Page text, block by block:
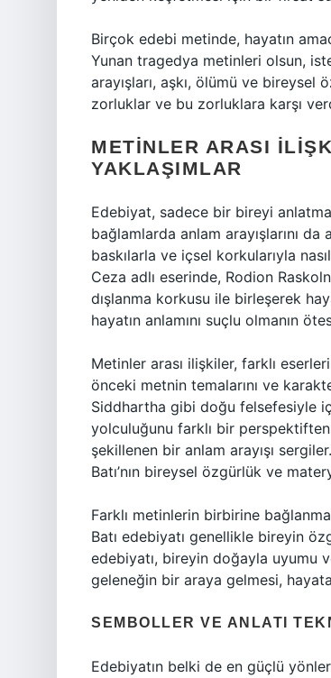
Birçok edebi metinde, hayatın
Yunan tragedya metinleri olsun,
arayışları, aşkı, ölümü ve bireysel
zorluklar ve bu zorluklara karşı
METINLER ARASI
YAKLAŞIMLAR
Edebiyat, sadece bir bireyi
bağlamlarda anlam arayışlarını
baskılarla ve içsel korkularıyla
Ceza adlı eserinde, Rodion
dışlanma korkusu ile birleşerek
hayatın anlamını suçlu olmanın
Metinler arası ilişkiler, farklı
önceki metnin temalarını ve
Siddhartha gibi doğu felsefesiyle
yolculuğunu farklı bir
şekillenen bir anlam arayışı
Batı’nın bireysel özgürlük ve
Farklı metinlerin birbirine
Batı edebiyatı genellikle bireyin
edebiyatı, bireyin doğayla uyumu
geleneğin bir araya gelmesi,
SEMBOLLER VE ANLATI
Edebiyatın belki de en güçlü